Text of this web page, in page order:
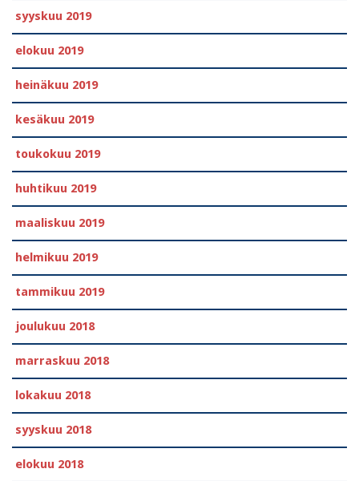
syyskuu 2019
elokuu 2019
heinäkuu 2019
kesäkuu 2019
toukokuu 2019
huhtikuu 2019
maaliskuu 2019
helmikuu 2019
tammikuu 2019
joulukuu 2018
marraskuu 2018
lokakuu 2018
syyskuu 2018
elokuu 2018